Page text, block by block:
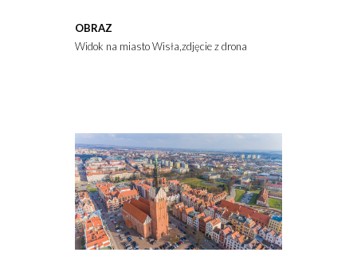
OBRAZ
Widok na miasto Wisła,zdjęcie z drona